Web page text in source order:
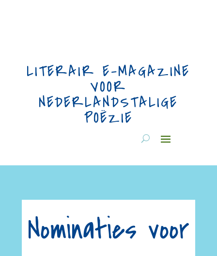
LITERAIR E-MAGAZINE
VOOR
NEDERLANDSTALIGE
POËZIE
Nominaties voor